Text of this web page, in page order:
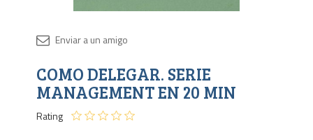
COMO DELEGAR. SERIE
MANAGEMENT EN 20 MIN
Rating